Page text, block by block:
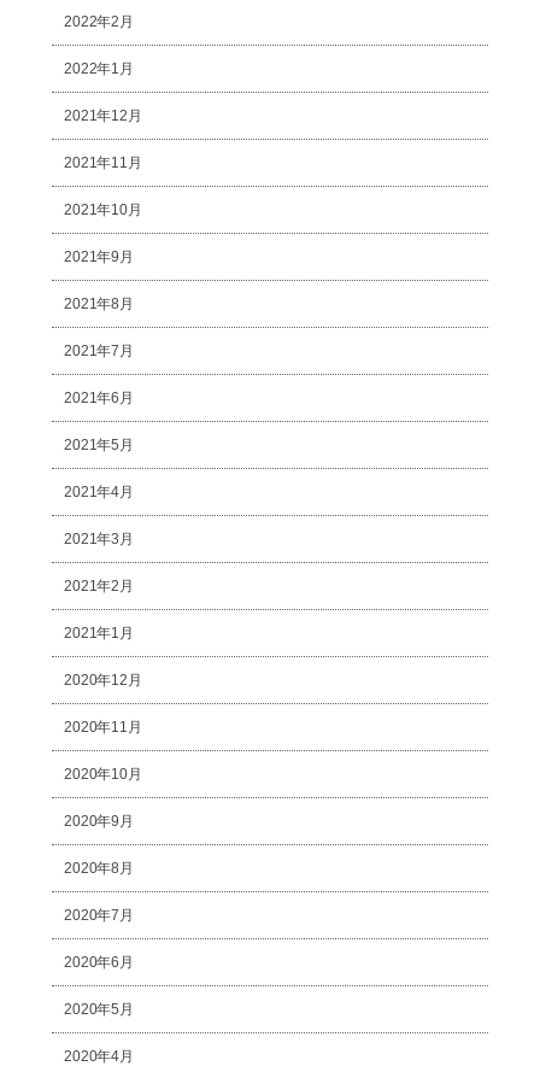
2022年2月
2022年1月
2021年12月
2021年11月
2021年10月
2021年9月
2021年8月
2021年7月
2021年6月
2021年5月
2021年4月
2021年3月
2021年2月
2021年1月
2020年12月
2020年11月
2020年10月
2020年9月
2020年8月
2020年7月
2020年6月
2020年5月
2020年4月